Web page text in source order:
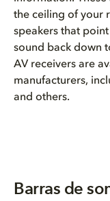
the ceiling of your
speakers that
sound back down
AV receivers are
manufacturers,
and others.
Barras de